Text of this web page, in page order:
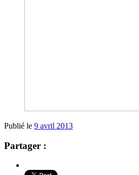
Publié le 9 avril 2013
Partager :